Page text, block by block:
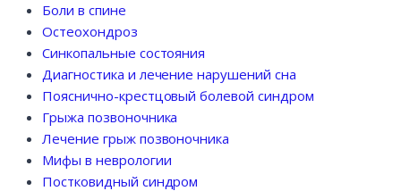
Боли в спине
Остеохондроз
Синкопальные состояния
Диагностика и лечение нарушений сна
Пояснично-крестцовый болевой синдром
Грыжа позвоночника
Лечение грыж позвоночника
Мифы в неврологии
Постковидный синдром